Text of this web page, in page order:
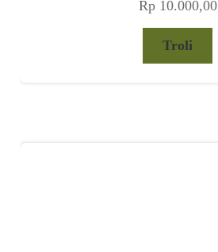
Rp10.000,00
Troli